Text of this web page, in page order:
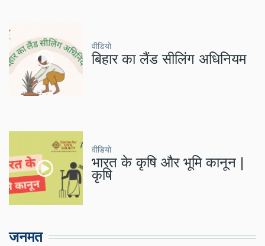
वीडियो
बिहार का लैंड सीलिंग अधिनियम
वीडियो
भारत के कृषि और भूमि कानून |
कृषि
जनमत